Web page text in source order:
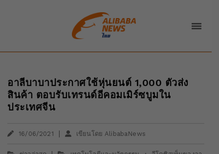
อาลีบาบาประกาศใช้หุ่นยนต์ 1,000 ตัวส่ง
สินค้า ตอบรับเทรนด์อีคอมเมิร์ซบูมใน
ประเทศจีน
16/06/2021 | เขียนโดย AlibabaNews